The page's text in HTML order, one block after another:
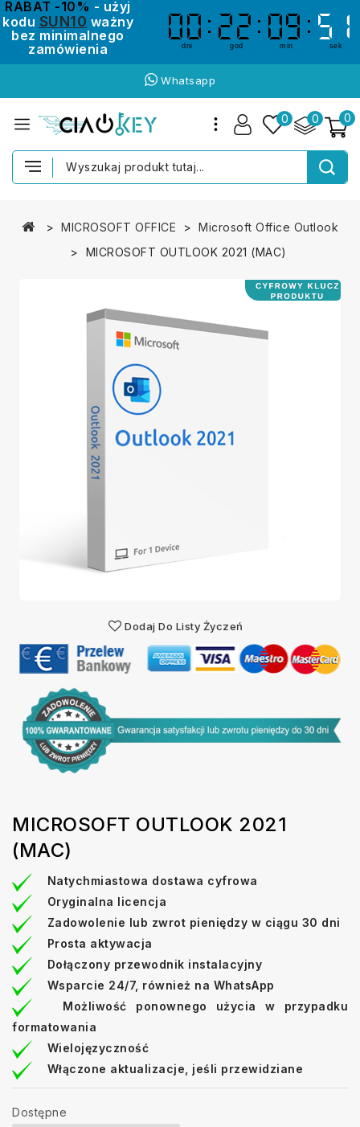
RABAT -10% - użyj
kodu SUN10 ważny
bez minimalnego
zamówienia
00
00
dni
22
22
god
09
09
min
50
50
sek
Whatsapp
0
0
0
MICROSOFT OFFICE
Microsoft Office Outlook
MICROSOFT OUTLOOK 2021 (MAC)
Dodaj Do Listy Życzeń
MICROSOFT OUTLOOK 2021
(MAC)
Natychmiastowa dostawa cyfrowa
Oryginalna licencja
Zadowolenie lub zwrot pieniędzy w ciągu 30 dni
Prosta aktywacja
Dołączony przewodnik instalacyjny
Wsparcie 24/7, również na WhatsApp
Możliwość ponownego użycia w przypadku
formatowania
Wielojęzyczność
Włączone aktualizacje, jeśli przewidziane
Dostępne